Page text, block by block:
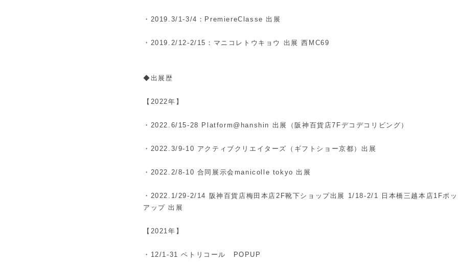
・2019.3/1-3/4：PremiereClasse 出展
・2019.2/12-2/15：マニコレトウキョウ 出展 西MC69
◆出展歴
【2022年】
・2022. 6/15-28 Platform@hanshin 出展（阪神百貨店7Fデコデコリビング）
・2022. 3/9-10 アクティブクリエイターズ（ギフトショー京都）出展
・2022. 2/8-10 合同展示会manicolle tokyo 出展
・2022. 1/29-2/14 阪神百貨店梅田本店2F靴下ショップ出展 1/18-2/1 日本橋三越本店1Fポ
アップ 出展
【2021年】
・12/1-31 ペトリコール POPUP